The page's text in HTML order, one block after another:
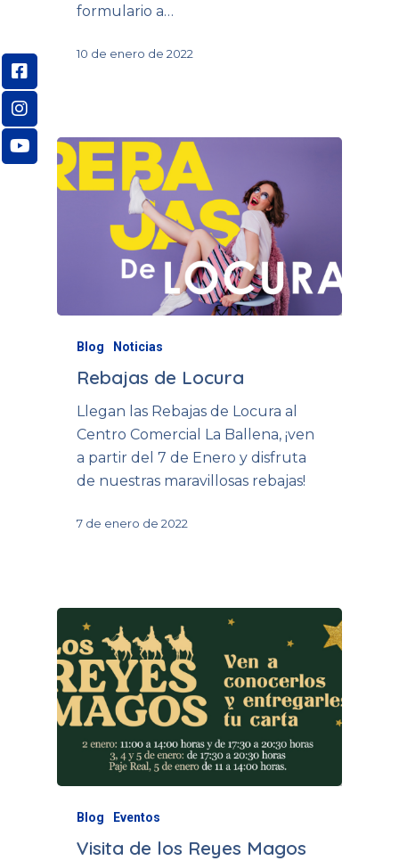
formulario a…
10 de enero de 2022
Blog Noticias
Rebajas de Locura
Llegan las Rebajas de Locura al
Centro Comercial La Ballena, ¡ven
a partir del 7 de Enero y disfruta
de nuestras maravillosas rebajas!
7 de enero de 2022
Blog Eventos
Visita de los Reyes Magos